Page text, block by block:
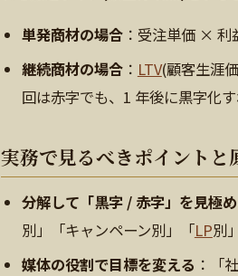
単発商材の場合：受注単価 × 利
継続商材の場合： LTV(顧客生涯
回は赤字でも、1 年後に黒字化
実務で見るべきポイントと
分解して「黒字 / 赤字」を見極
別」「キャンペーン別」「LP別
媒体の役割で目標を変える ：「